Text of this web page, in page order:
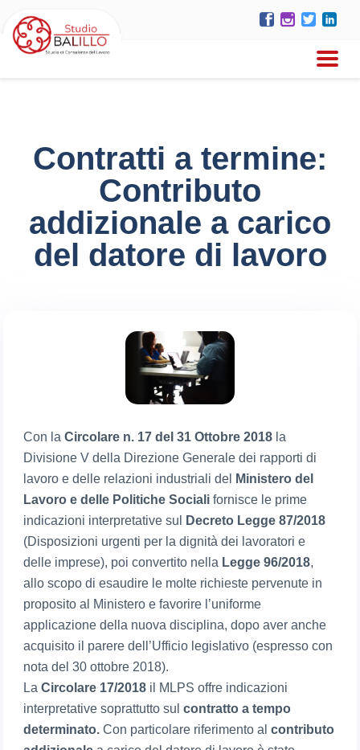
Contratti a termine:
Contributo
addizionale a carico
del datore di lavoro
Con laCircolare n. 17 del 31 Ottobre 2018 la
Divisione V della Direzione Generale dei rapporti di
lavoro e delle relazioni industriali del
Ministero del
Lavoro e delle Politiche Sociali fornisce le prime
indicazioni interpretative sul
Decreto Legge 87/2018
(Disposizioni urgenti per la dignità dei lavoratori e
delle imprese), poi convertito nella Legge 96/2018,
allo scopo di esaudire le molte richieste pervenute in
proposito al Ministero e favorire l’uniforme
applicazione della nuova disciplina, dopo aver anche
acquisito il parere dell’Ufficio legislativo (espresso con
nota del 30 ottobre 2018).
LaCircolare 17/2018 il MLPS offre indicazioni
interpretative soprattutto sulcontratto a tempo
determinato.Con particolare riferimento alcontributo